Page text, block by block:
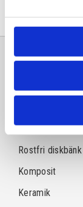
Sortiment
Natursten
Rostfri diskbänk
Komposit
Keramik